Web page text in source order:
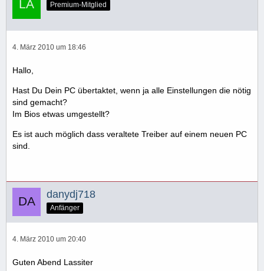
Premium-Mitglied
4. März 2010 um 18:46
Hallo,
Hast Du Dein PC übertaktet, wenn ja alle Einstellungen die nötig
sind gemacht?
Im Bios etwas umgestellt?
Es ist auch möglich dass veraltete Treiber auf einem neuen PC
sind.
danydj718
Anfänger
4. März 2010 um 20:40
Guten Abend Lassiter